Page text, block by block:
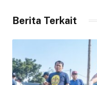
Berita Terkait